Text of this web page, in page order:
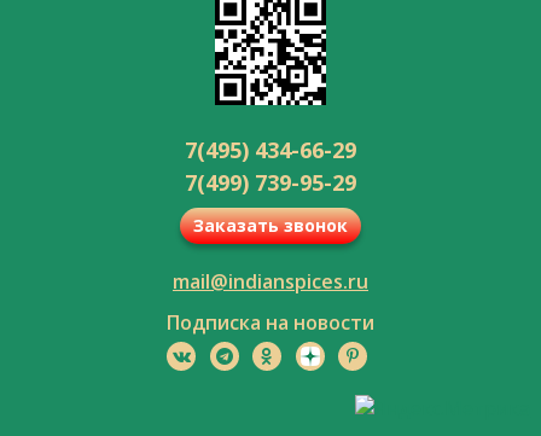
7(495) 434-66-29
7(499) 739-95-29
Заказать звонок
mail@indianspices.ru
Подписка на новости